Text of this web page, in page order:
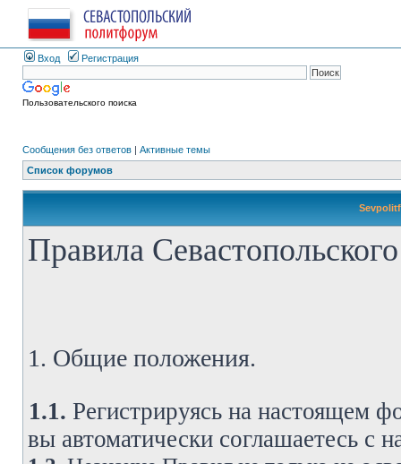
Вход Регистрация
Пользовательского поиска
Сообщения без ответов | Активные темы
Список форумов
Правила
1. Общие положения.
1.1. Регистрируясь на настоящем
вы автоматически соглашаетесь